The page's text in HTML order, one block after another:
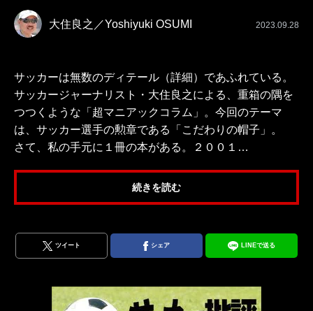
大住良之／Yoshiyuki OSUMI 2023.09.28
サッカーは無数のディテール（詳細）であふれている。
サッカージャーナリスト・大住良之による、重箱の隅を
つつくような「超マニアックコラム」。今回のテーマ
は、サッカー選手の勲章である「こだわりの帽子」。
さて、私の手元に１冊の本がある。２００１…
続きを読む
ツイート シェア LINEで送る